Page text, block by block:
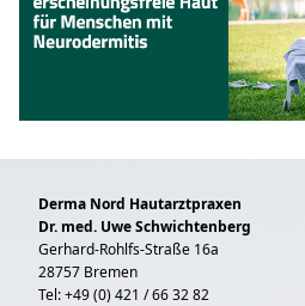
Derma Nord Hautarztpraxen
Dr. med. Uwe Schwichtenberg
Gerhard-Rohlfs-Straße 16a
28757 Bremen
Tel: +49 (0) 421 / 66 32 82